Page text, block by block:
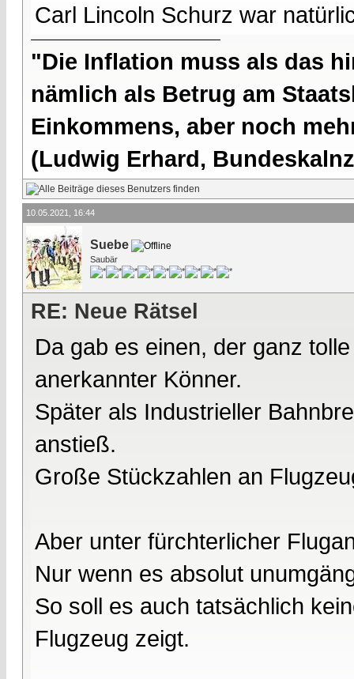
Carl Lincoln Schurz war
"Die Inflation muss als das
nämlich als Betrug am
Einkommens, aber noch
(Ludwig Erhard,
10.05.2021, 16:44
Suebe
Saubär
RE: Neue Rätsel
Da gab es einen, der ganz
anerkannter Könner.
Später als Industrieller
anstieß.
Große Stückzahlen an
Aber unter fürchterlicher
Nur wenn es absolut
So soll es auch tatsächlich
Flugzeug zeigt.